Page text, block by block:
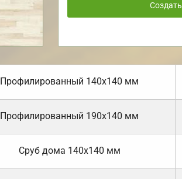
Создать
Профилированный 140х140 мм
Профилированный 190х140 мм
Cруб дома 140х140 мм